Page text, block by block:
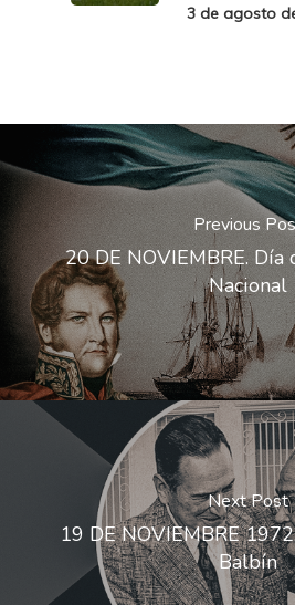
3 de agosto
Previous
20 DE NOVIEMBRE. Día
Nacional
Next Post
19 DE NOVIEMBRE
Balbín